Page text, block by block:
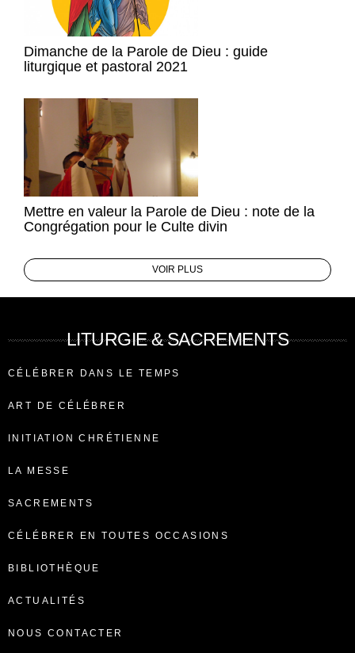
Dimanche de la Parole de Dieu : guide
liturgique et pastoral 2021
Mettre en valeur la Parole de Dieu : note de la
Congrégation pour le Culte divin
VOIR PLUS
LITURGIE & SACREMENTS
CÉLÉBRER DANS LE TEMPS
ART DE CÉLÉBRER
INITIATION CHRÉTIENNE
LA MESSE
SACREMENTS
CÉLÉBRER EN TOUTES OCCASIONS
BIBLIOTHÈQUE
ACTUALITÉS
NOUS CONTACTER